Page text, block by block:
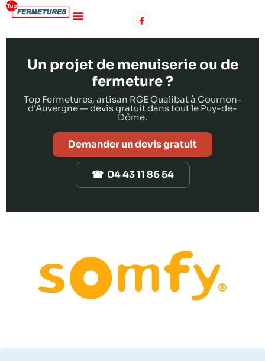
Un projet de menuiserie ou de
fermeture ?
Top Fermetures, artisan RGE Qualibat à Cournon-
d'Auvergne — devis gratuit dans tout le Puy-de-
Dôme.
Demander un devis gratuit
☎ 04 43 11 86 54